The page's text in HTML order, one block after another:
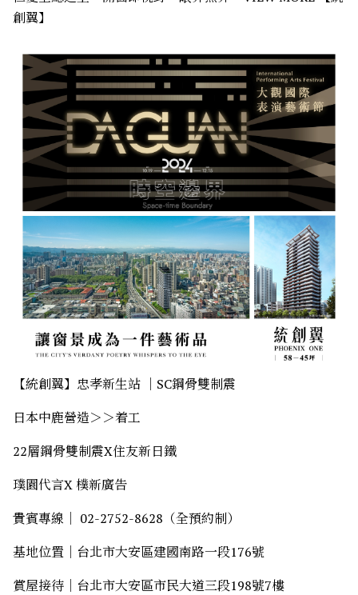
創翼】
【統創翼】忠孝新生站 ｜SC鋼骨雙制震
日本中鹿營造＞＞着工
22層鋼骨雙制震X住友新日鐵
璞園代言X 樸新廣告
貴賓專線｜ 02-2752-8628（全預約制）
基地位置｜台北市大安區建國南路一段176號
賞屋接待｜台北市大安區市民大道三段198號7樓